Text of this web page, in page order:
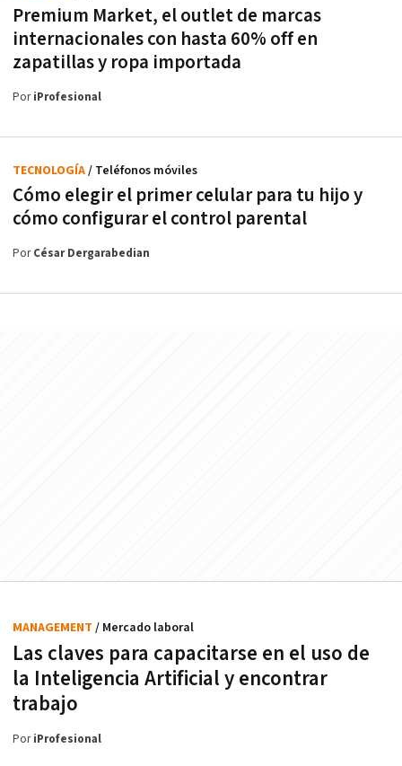
Premium Market, el outlet de marcas
internacionales con hasta 60% off en
zapatillas y ropa importada
PoriProfesional
Cómo elegir el primer celular para tu hijo y
cómo configurar el control parental
TECNOLOGÍA/ Teléfonos móviles
PorCésar Dergarabedian
Las claves para capacitarse en el uso de
la Inteligencia Artificial y encontrar
trabajo
MANAGEMENT / Mercado laboral
PoriProfesional